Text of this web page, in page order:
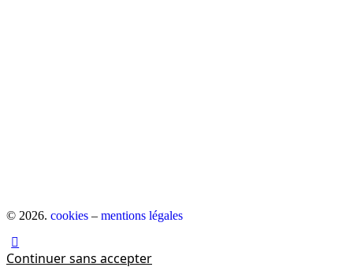
© 2026. cookies – mentions légales